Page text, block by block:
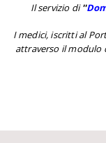
Il servizio di''
I medici, iscritti al
attraverso il modulo